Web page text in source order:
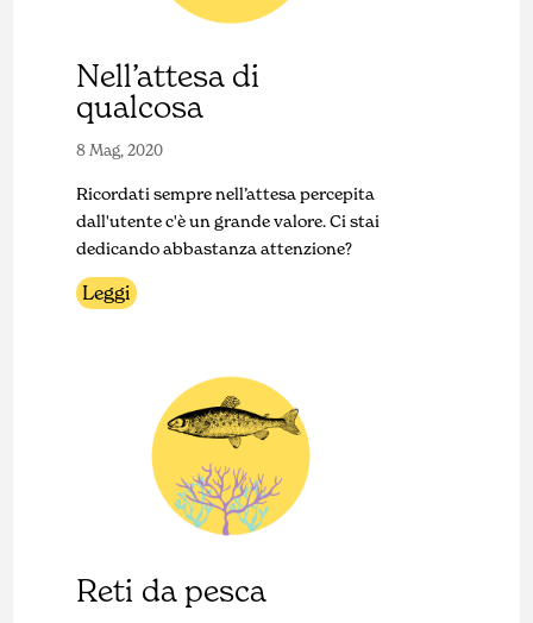
Nell’attesa di
qualcosa
8 Mag, 2020
Ricordati sempre nell’attesa percepita
dall'utente c'è un grande valore. Ci stai
dedicando abbastanza attenzione?
Leggi
Reti da pesca